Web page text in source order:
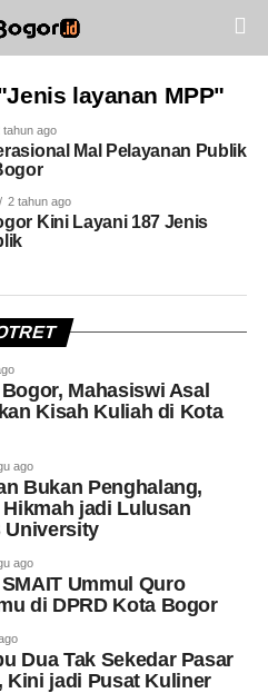
layanan MPP"
tahun ago
Mal Pelayanan Publik
2 tahun ago
Kini Layani 187 Jenis
Mahasiswi Asal
Kisah Kuliah di Kota
ago
Bukan Penghalang,
jadi Lulusan
University
ago
Ummul Quro
di DPRD Kota Bogor
Dua Tak Sekedar Pasar
Kini jadi Pusat Kuliner